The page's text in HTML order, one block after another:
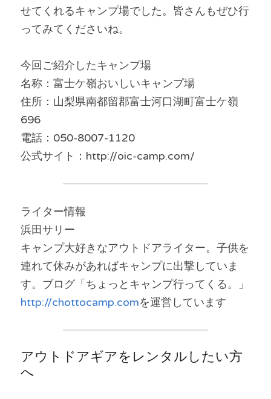
せてくれるキャンプ場でした。皆さんもぜひ行
ってみてくださいね。
今回ご紹介したキャンプ場
名称：富士ケ嶺おいしいキャンプ場
住所：山梨県南都留郡富士河口湖町富士ケ嶺
696
電話：050-8007-1120
公式サイト：http://oic-camp.com/
ライター情報
浜田サリー
キャンプ大好きなアウトドアライター。子供を
連れて休みがあればキャンプに出撃していま
す。ブログ「ちょっとキャンプ行ってくる。」
http://chottocamp.comを運営しています
アウトドアギアをレンタルしたい方
へ